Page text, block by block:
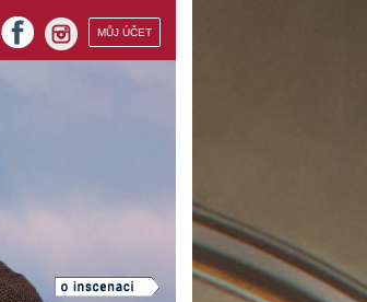
MŮJ ÚČET
instagram
facebook